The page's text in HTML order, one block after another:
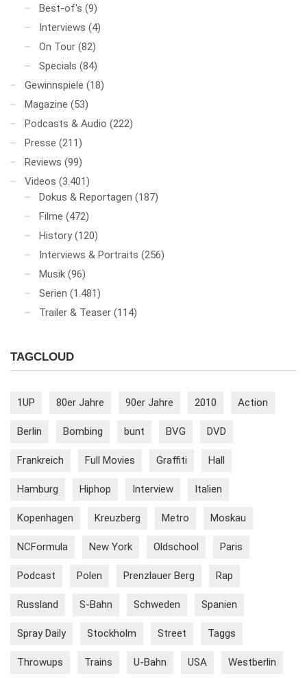
Best-of's (9)
Interviews (4)
On Tour (82)
Specials (84)
Gewinnspiele (18)
Magazine (53)
Podcasts & Audio (222)
Presse (211)
Reviews (99)
Videos (3.401)
Dokus & Reportagen (187)
Filme (472)
History (120)
Interviews & Portraits (256)
Musik (96)
Serien (1.481)
Trailer & Teaser (114)
TAGCLOUD
1UP 80er Jahre 90er Jahre 2010 Action
Berlin Bombing bunt BVG DVD
Frankreich Full Movies Graffiti Hall
Hamburg Hiphop Interview Italien
Kopenhagen Kreuzberg Metro Moskau
NCFormula New York Oldschool Paris
Podcast Polen Prenzlauer Berg Rap
Russland S-Bahn Schweden Spanien
Spray Daily Stockholm Street Taggs
Throwups Trains U-Bahn USA Westberlin